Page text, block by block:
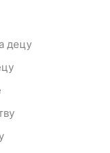
децу